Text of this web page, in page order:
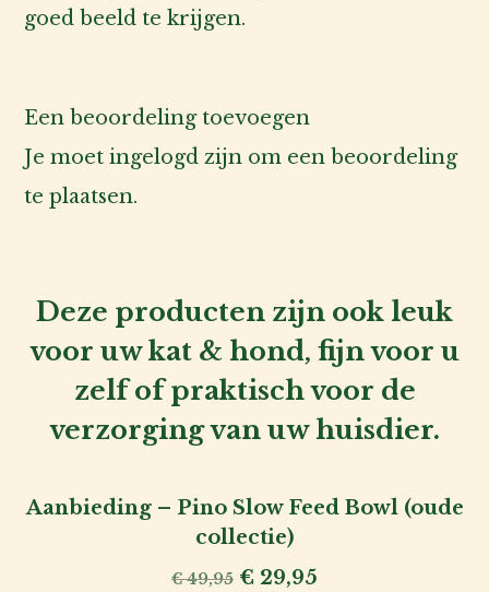
goed beeld te krijgen.
Een beoordeling toevoegen
Je moetingelogd zijn om een beoordeling
te plaatsen.
Deze producten zijn ook leuk
voor uw kat & hond, fijn voor u
zelf of praktisch voor de
verzorging van uw huisdier.
Aanbieding – Pino Slow Feed Bowl (oude
collectie)
€49,95 Oorspronkelijke
€ 29,95